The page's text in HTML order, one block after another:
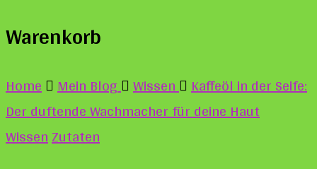
Warenkorb
Home Mein Blog Wissen Kaffeöl in der Seife:
Der duftende Wachmacher für deine Haut
WissenZutaten